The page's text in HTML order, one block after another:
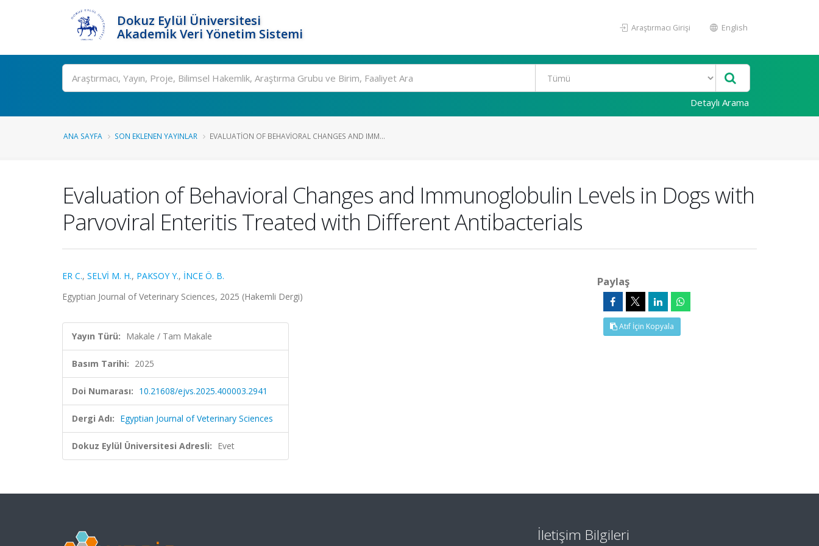
Dokuz Eylül Üniversitesi
Akademik Veri Yönetim Sistemi
Araştırmacı Girişi English
Ara
Detaylı Arama
ANA SAYFA SON EKLENEN YAYINLAR EVALUATION OF BEHAVIORAL CHANGES AND IMM...
Evaluation of Behavioral Changes and Immunoglobulin Levels in Dogs with
Parvoviral Enteritis Treated with Different Antibacterials
ER C., SELVİ M. H., PAKSOY Y., İNCE Ö. B.
Egyptian Journal of Veterinary Sciences, 2025 (Hakemli Dergi)
Yayın Türü: Makale / Tam Makale
Basım Tarihi: 2025
Doi Numarası: 10.21608/ejvs.2025.400003.2941
Dergi Adı: Egyptian Journal of Veterinary Sciences
Dokuz Eylül Üniversitesi Adresli: Evet
Paylaş
Atıf İçin Kopyala
İletişim Bilgileri